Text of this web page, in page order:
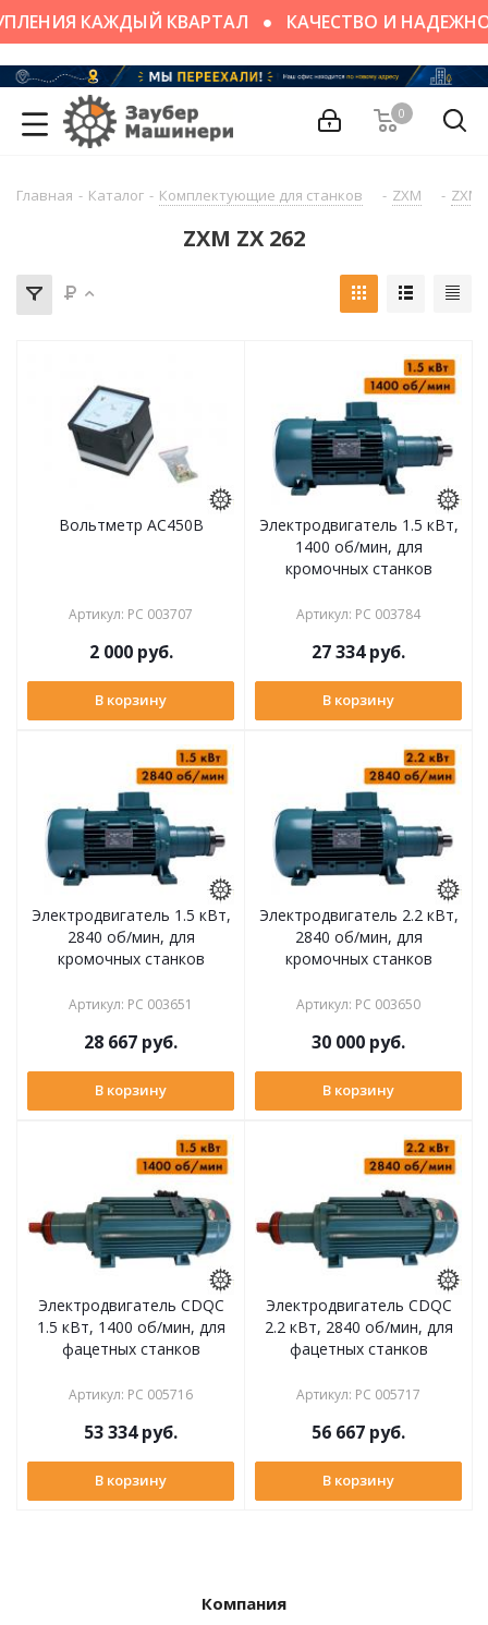
КАЖДЫЙ КВАРТАЛ КАЧЕСТВО И
0
Главная - Каталог - Комплектующие для станков - ZXM - ZXM
ZXM ZX 262
Вольтметр АС450В
Артикул: РС 003707
2 000руб.
В корзину
Электродвигатель 1.5 кВт,
1400 об/мин, для
кромочных станков
Артикул: РС 003784
27 334руб.
В корзину
Электродвигатель 1.5 кВт,
2840 об/мин, для
кромочных станков
Артикул: РС 003651
28 667 руб.
В корзину
Электродвигатель 2.2 кВт,
2840 об/мин, для
кромочных станков
Артикул: РС 003650
30 000 руб.
В корзину
Электродвигатель CDQC
1.5 кВт, 1400 об/мин, для
фацетных станков
Артикул: РС 005716
53 334руб.
В корзину
Электродвигатель CDQC
2.2 кВт, 2840 об/мин, для
фацетных станков
Артикул: РС 005717
56 667 руб.
В корзину
Компания